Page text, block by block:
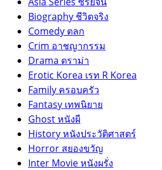
Biography ชีวิตจริง
Comedy ตลก
Crim อาชญากรรม
Drama ดราม่า
Erotic Korea เรท R Korea
Family ครอบครัว
Fantasy เทพนิยาย
Ghost หนังผี
History หนังประวัติศาสตร์
Horror สยองขวัญ
Inter Movie หนังผรั่ง